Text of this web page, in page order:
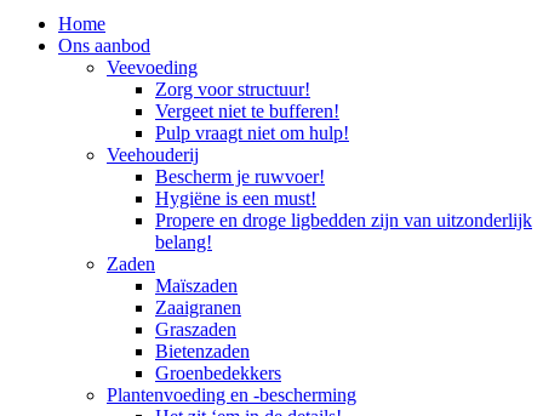
Home
Ons aanbod
Veevoeding
Zorg voor structuur!
Vergeet niet te bufferen!
Pulp vraagt niet om hulp!
Veehouderij
Bescherm je ruwvoer!
Hygiëne is een must!
Propere en droge ligbedden zijn van uitzonderlijk
belang!
Zaden
Maïszaden
Zaaigranen
Graszaden
Bietenzaden
Groenbedekkers
Plantenvoeding en -bescherming